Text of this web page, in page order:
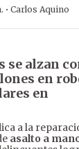
· Carlos Aquino
se alzan
en
en
a la
asalto a